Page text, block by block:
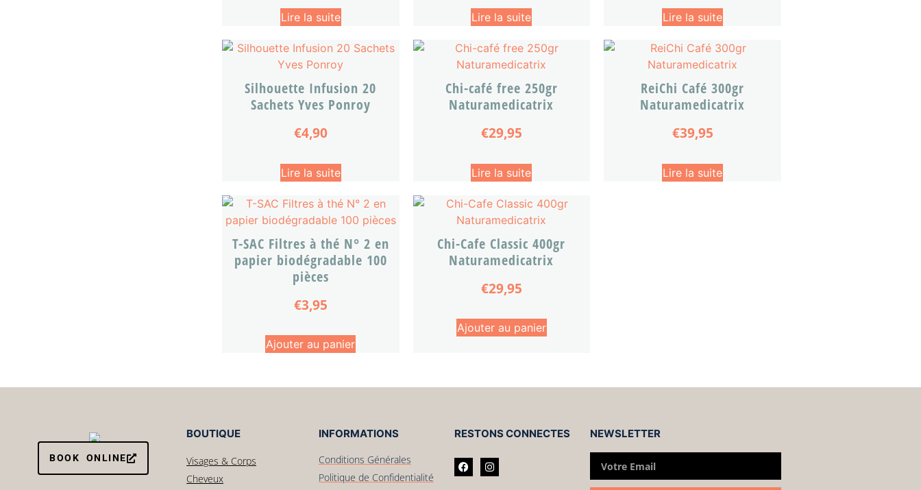
Lire la suite Lire la suite Lire la suite
Silhouette Infusion 20
Sachets Yves Ponroy
€4,90
Lire la suite
Chi-café free 250gr
Naturamedicatrix
€29,95
Lire la suite
ReiChi Café 300gr
Naturamedicatrix
€39,95
Lire la suite
T-SAC Filtres à thé N° 2 en
papier biodégradable 100
pièces
€3,95
Ajouter au panier
Chi-Cafe Classic 400gr
Naturamedicatrix
€29,95
Ajouter au panier
BOOK ONLINE
BOUTIQUE
Visages & Corps
Cheveux
INFORMATIONS
Conditions Générales
Politique de Confidentialité
RESTONS CONNECTES NEWSLETTER